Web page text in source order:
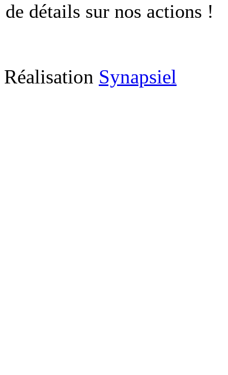
de détails sur nos actions !
Réalisation Synapsiel